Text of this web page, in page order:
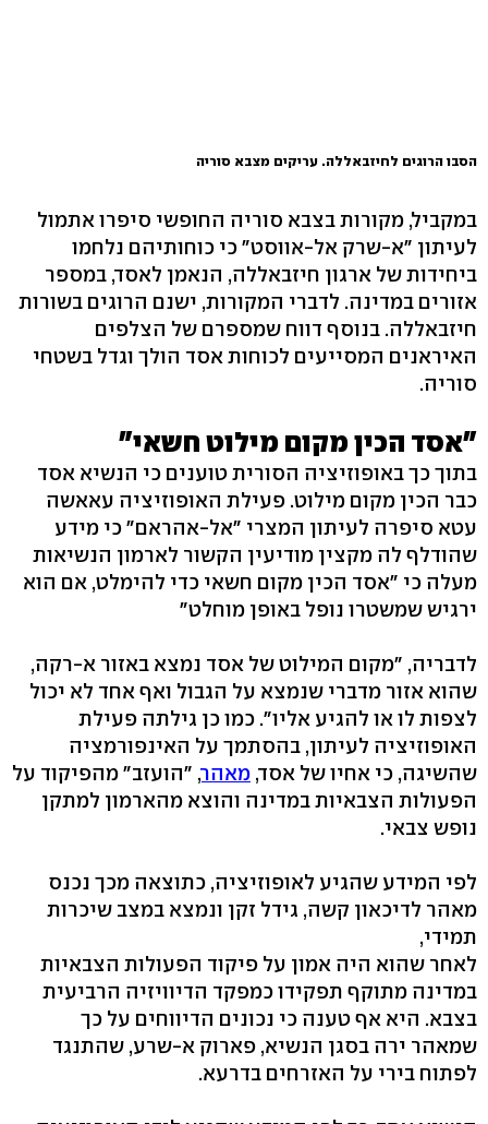
הסבו הרוגים לחיזבאללה. עריקים מצבא סוריה
במקביל, מקורות בצבא סוריה החופשי סיפרו אתמול
לעיתון "א-שרק אל-אווסט" כי כוחותיהם נלחמו
ביחידות של ארגון חיזבאללה, הנאמן לאסד, במספר
אזורים במדינה. לדברי המקורות, ישנם הרוגים בשורות
חיזבאללה. בנוסף דווח שמספרם של הצלפים
האיראנים המסייעים לכוחות אסד הולך וגדל בשטחי
סוריה.
"אסד הכין מקום מילוט חשאי"
בתוך כך באופוזיציה הסורית טוענים כי הנשיא אסד
כבר הכין מקום מילוט. פעילת האופוזיציה עאאשה
עטא סיפרה לעיתון המצרי "אל-אהראם" כי מידע
שהודלף לה מקצין מודיעין הקשור לארמון הנשיאות
מעלה כי "אסד הכין מקום חשאי כדי להימלט, אם הוא
ירגיש שמשטרו נופל באופן מוחלט"
לדבריה, "מקום המילוט של אסד נמצא באזור א-רקה,
שהוא אזור מדברי שנמצא על הגבול ואף אחד לא יכול
לצפות לו או להגיע אליו". כמו כן גילתה פעילת
האופוזיציה לעיתון, בהסתמך על האינפורמציה
שהשיגה, כי אחיו של אסד, מאהר, "הועזב" מהפיקוד על
הפעולות הצבאיות במדינה והוצא מהארמון למתקן
נופש צבאי.
לפי המידע שהגיע לאופוזיציה, כתוצאה מכך נכנס
מאהר לדיכאון קשה, גידל זקן ונמצא במצב שיכרות
תמידי,
לאחר שהוא היה אמון על פיקוד הפעולות הצבאיות
במדינה מתוקף תפקידו כמפקד הדיוויזיה הרביעית
בצבא. היא אף טענה כי נכונים הדיווחים על כך
שמאהר ירה בסגן הנשיא, פארוק א-שרע, שהתנגד
לפתוח בירי על האזרחים בדרעא.